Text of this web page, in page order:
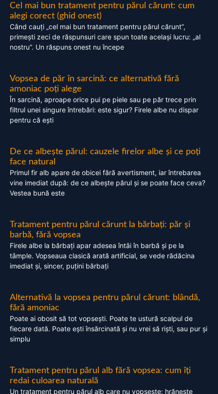
Cel mai bun tratament pentru părul cărunt: cum
alegi corect (ghid onest)
Când cauți „cel mai bun tratament pentru părul cărunt”,
primești zeci de răspunsuri care spun toate același lucru: „al
nostru”. Un răspuns onest nu începe
Vopsea de păr în sarcină: ce alternativă fără
amoniac poți alege
În sarcină, aproape orice pui pe piele sau pe păr trece prin
filtrul unei singure întrebări: este sigur? Firele albe nu dispar
pentru că ești
De ce albește părul: cauzele firelor albe și ce poți
face natural
Primul fir alb apare de obicei fără avertisment, iar întrebarea
vine imediat după: de ce albește părul și se poate face ceva?
Vestea bună este
Tratament pentru părul cărunt la bărbați: păr și
barbă, fără vopsea
Firele albe la bărbați apar adesea întâi în barbă și pe la
tâmple. Vopseaua clasică arată artificial, se vede rădăcina
imediat și, sincer, puțini bărbați
Alternativă la vopsea pentru părul cărunt: blândă,
fără amoniac
Poate ai obosit să tot vopsești. Poate te ustură scalpul de
fiecare dată. Poate ești însărcinată și nu vrei să riști, sau pur și
simplu
Tratament pentru părul alb fără vopsea: cum îți
redai culoarea naturală
Un tratament pentru părul alb care nu vopsește: hrănește